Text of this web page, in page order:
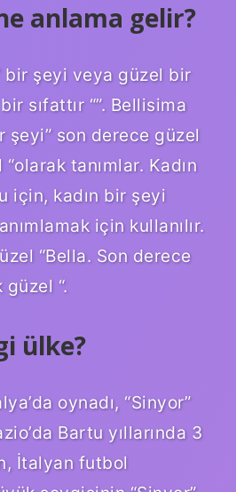
anlama gelir?
bir şeyi veya güzel bir
sıfattır “”. Bellisima
şeyi” son derece güzel
tanımlar. Kadın
için, kadın bir şeyi
için kullanılır.
“Bella. Son derece
güzel “.
ülke?
oynadı, “Sinyor”
Bartu yıllarında 3
İtalyan futbol